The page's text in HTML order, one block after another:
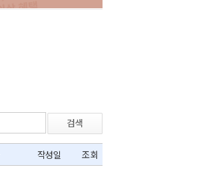
검색
작성일 조회